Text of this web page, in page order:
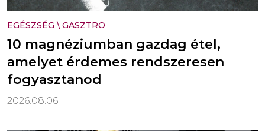
EGÉSZSÉG \ GASZTRO
10 magnéziumban gazdag étel,
amelyet érdemes rendszeresen
fogyasztanod
2026.08.06.